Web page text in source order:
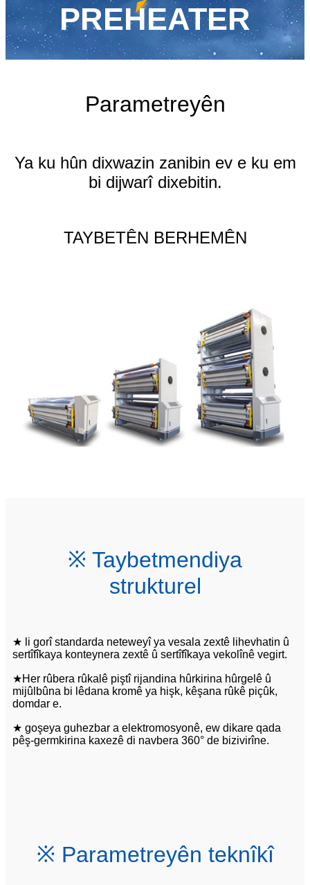
PREHEATER
Parametreyên
Ya ku hûn dixwazin zanibin ev e ku em
bi dijwarî dixebitin.
TAYBETÊN BERHEMÊN
※ Taybetmendiya
strukturel
★ li gorî standarda neteweyî ya vesala zextê lihevhatin û
sertîfîkaya konteynera zextê û sertîfîkaya vekolînê vegirt.
★Her rûbera rûkalê piştî rijandina hûrkirina hûrgelê û
mijûlbûna bi lêdana kromê ya hişk, kêşana rûkê piçûk,
domdar e.
★ goşeya guhezbar a elektromosyonê, ew dikare qada
pêş-germkirina kaxezê di navbera 360° de bizivirîne.
※ Parametreyên teknîkî